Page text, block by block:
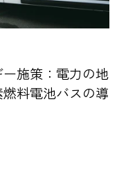
施策：電力の地
料電池バスの導